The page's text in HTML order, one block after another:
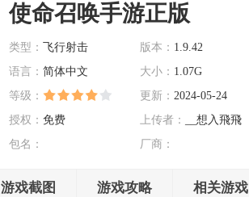
使命召唤手游正版
类型： 飞行射击 版本： 1.9.42
语言： 简体中文 大小： 1.07G
等级：
更新： 2024-05-24
授权： 免费 上传者：
__想入飛飛
包名：
厂商：
游戏截图 游戏攻略 相关游戏